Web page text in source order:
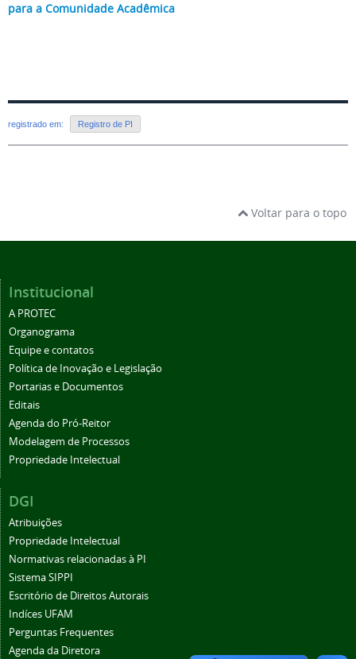
para a Comunidade Acadêmica
registrado em: Registro de PI
Voltar para o topo
Institucional
A PROTEC
Organograma
Equipe e contatos
Política de Inovação e Legislação
Portarias e Documentos
Editais
Agenda do Pró-Reitor
Modelagem de Processos
Propriedade Intelectual
DGI
Atribuições
Propriedade Intelectual
Normativas relacionadas à PI
Sistema SIPPI
Escritório de Direitos Autorais
Indíces UFAM
Perguntas Frequentes
Agenda da Diretora